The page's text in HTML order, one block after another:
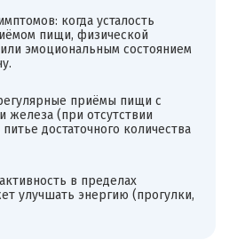
когда усталость
пищи, физической
эмоциональным состоянием
приёмы пищи с
железа (при отсутствии
достаточного количества
в пределах
улучшать энергию (прогулки,